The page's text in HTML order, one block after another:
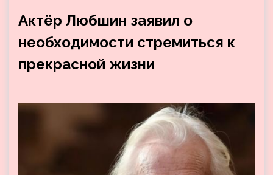
Актёр Любшин заявил о
необходимости стремиться к
прекрасной жизни